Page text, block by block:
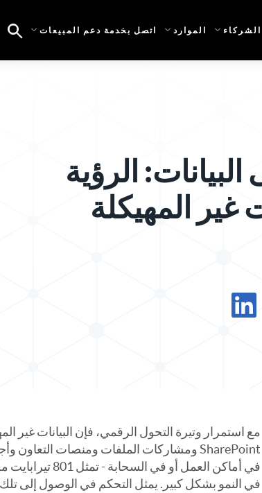
الشركاء الموارد اتصل بخدمة دعم المبيعات
الرؤية
غير المهيكلة
مع استمرار وتيرة التحول الرقمي، فإن البيانات غير
في أماكن العمل أو
في النمو بشكل كبير. يمثل التحكم في الوصول إلى تلك